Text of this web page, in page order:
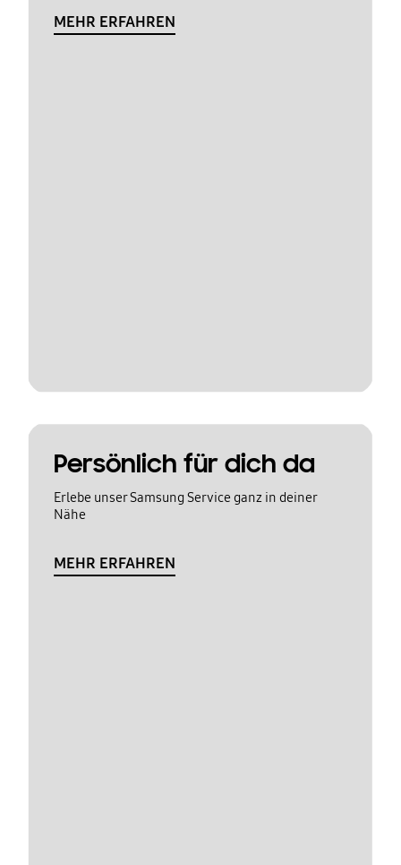
MEHR ERFAHREN
Persönlich für dich da
Erlebe unser Samsung Service ganz in deiner
Nähe
MEHR ERFAHREN